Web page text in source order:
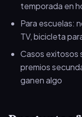
temporada en
Para escuelas:
TV, bicicleta
Casos exitosos
premios
ganen algo